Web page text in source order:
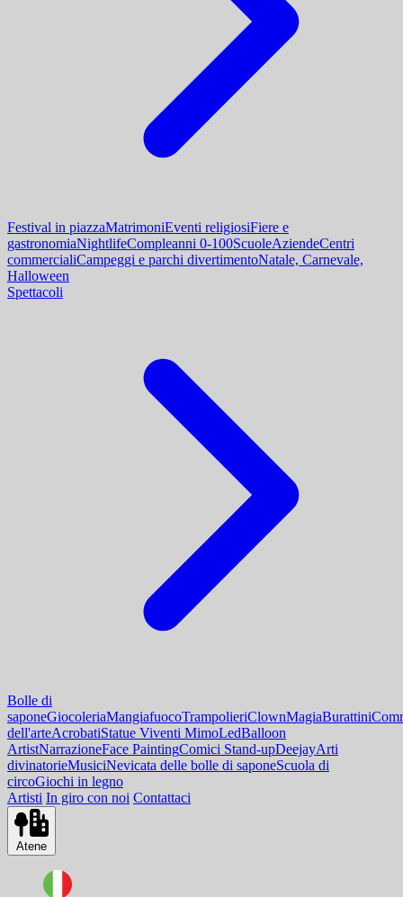
Festival in piazzaMatrimoniEventi religiosiFiere e
gastronomiaNightlifeCompleanni 0-100ScuoleAziendeCentri
commercialiCampeggi e parchi divertimentoNatale, Carnevale,
Halloween
Spettacoli
Bolle di
saponeGiocoleriaMangiafuocoTrampolieriClownMagiaBurattini
dell'arteAcrobatiStatue Viventi MimoLedBalloon
ArtistNarrazioneFace PaintingComici Stand-upDeejayArti
divinatorieMusiciNevicata delle bolle di saponeScuola di
circoGiochi in legno
Artisti In giro con noi Contattaci
Atene